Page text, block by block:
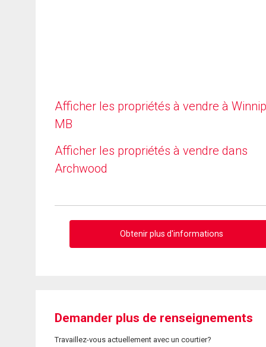
Afficher les propriétés à vendre à
MB
Afficher les propriétés à vendre dans
Archwood
Obtenir plus d'informations
Demander plus de renseignements
Travaillez-vous actuellement avec un courtier?